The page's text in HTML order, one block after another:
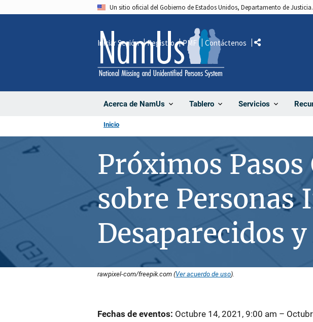
Un sitio oficial del Gobierno de Estados Unidos, Departamento de Justicia.
Acerca de NamUs Tablero Servicios
Iniciar Sesión Registro PMF Contáctenos Comparte
Inicio
Próximos
sobre Personas
Desaparecidos
rawpixel-com/freepik.com (Ver acuerdo de uso).
Fechas de eventos Octubre 14, 2021, 9:00 am –